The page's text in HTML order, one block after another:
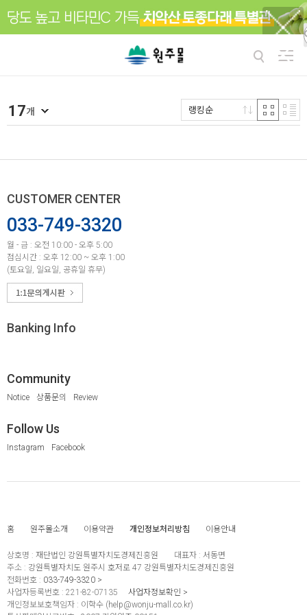
17개 랭킹순
CUSTOMER CENTER
033-749-3320
월 - 금 : 오전 10:00 - 오후 5:00
점심시간 : 오후 12:00 ~ 오후 1:00
(토요일, 일요일, 공휴일 휴무)
Banking Info
Community
Notice 상품문의 Review
Follow Us
Instagram Facebook
홈 원주몰소개 이용약관 개인정보처리방침 이용안내
상호명 : 재단법인 강원특별자치도경제진흥원 대표자 : 서동면
주소 : 강원특별자치도 원주시 호저로 47 강원특별자치도경제진흥원
전화번호 : 033-749-3320
사업자등록번호 : 221-82-07135 사업자정보확인
개인정보보호책임자 : 이학수 (help@wonju-mall.co.kr)